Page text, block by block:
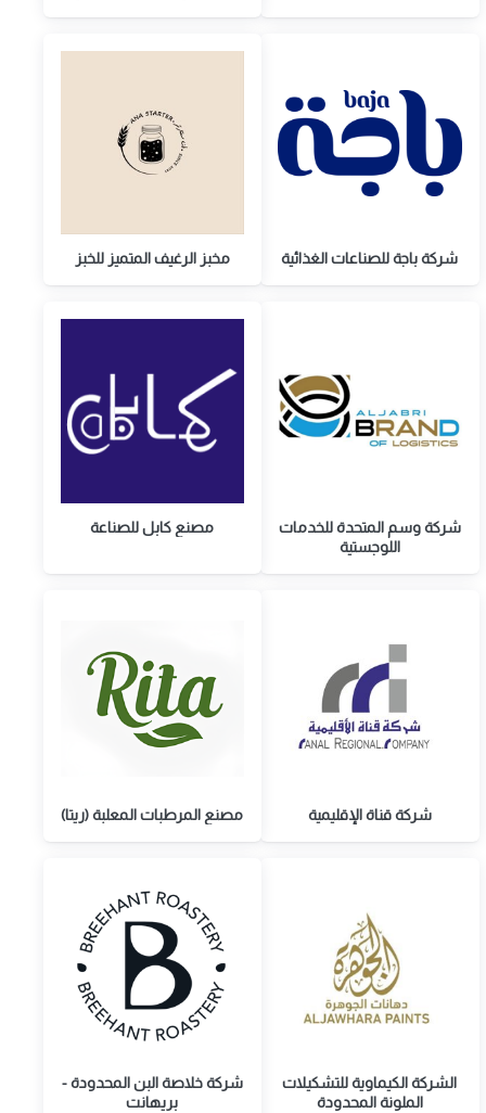
شركة باجة للصناعات الغذائية مخبز الرغيف المتميز للخبز
شركة وسم المتحدة للخدمات
اللوجستية
مصنع كابل للصناعة
شركة قناة الإقليمية مصنع المرطبات المعلبة (ريتا)
الشركة الكيماوية للتشكيلات
الملونة المحدودة
شركة خلاصة البن المحدودة -
بريهانت